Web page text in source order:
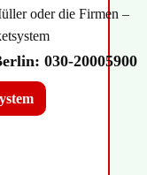
oder die Firmen –
030-20005900